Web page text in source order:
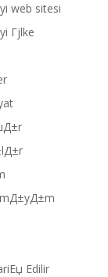
web sitesi
Гјlke
Edilir